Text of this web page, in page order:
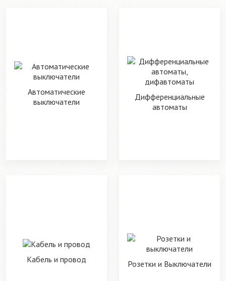
Автоматические
выключатели
Дифференциальные
автоматы
Кабель и провод Розетки и Выключатели